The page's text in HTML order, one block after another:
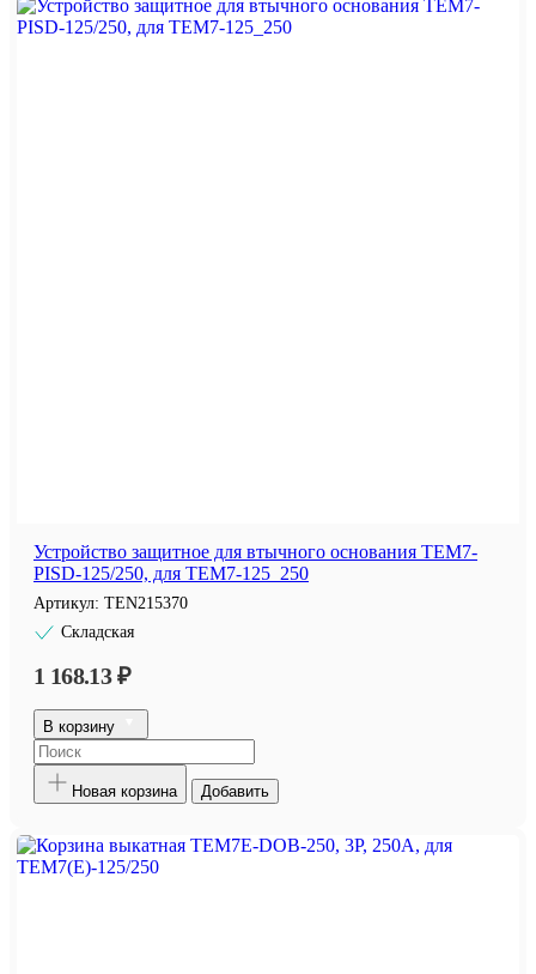
Устройство защитное для втычного основания TEM7-
PISD-125/250, для TEM7-125_250
Артикул: TEN215370
Складская
1 168.13 ₽
В корзину
Новая корзина Добавить